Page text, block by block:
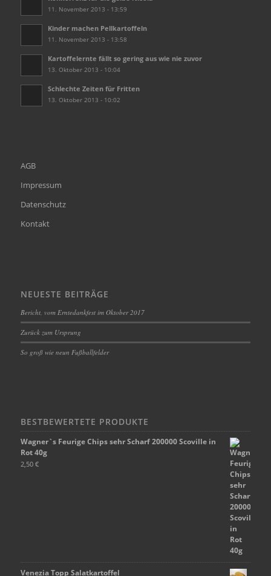
11. November 2013 - 13:59
Kinder machen Pellkartoffeln
11. November 2013 - 13:58
Kartoffelernte fällt so gering aus wie nie zuvor
13. Oktober 2013 - 10:04
Schlechte Zeiten für Fritten
13. Oktober 2013 - 10:02
AGB
Impressum
Datenschutz
Kontakt
NEUESTE BEITRÄGE
Bericht, vom Erntedankfest im Oktober 2017
Zurück zum Ursprung
So groß wie neun Fußballfelder
BESTBEWERTETE PRODUKTE
Wagner`s Feurige Chips sehr Scharf 200000 Scoville in
Rot 40g
2,50 €
Venezia Topp Salatkartoffel